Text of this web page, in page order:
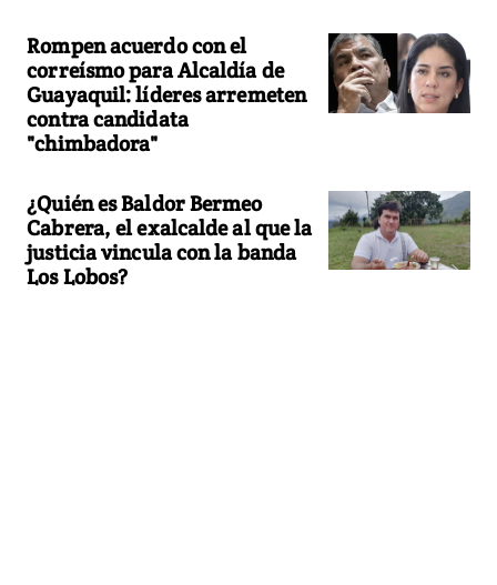
Rompen acuerdo con el
correísmo para Alcaldía de
Guayaquil: líderes arremeten
contra candidata
"chimbadora"
¿Quién es Baldor Bermeo
Cabrera, el exalcalde al que la
justicia vincula con la banda
Los Lobos?